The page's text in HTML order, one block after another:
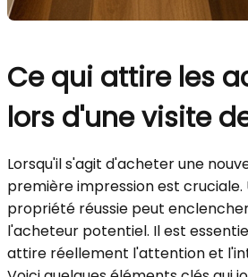
Ce qui attire les
lors d'une visite
Lorsqu'il s'agit d'acheter une
première impression est cruciale.
propriété réussie peut
l'acheteur potentiel. Il est
attire réellement l'attention et